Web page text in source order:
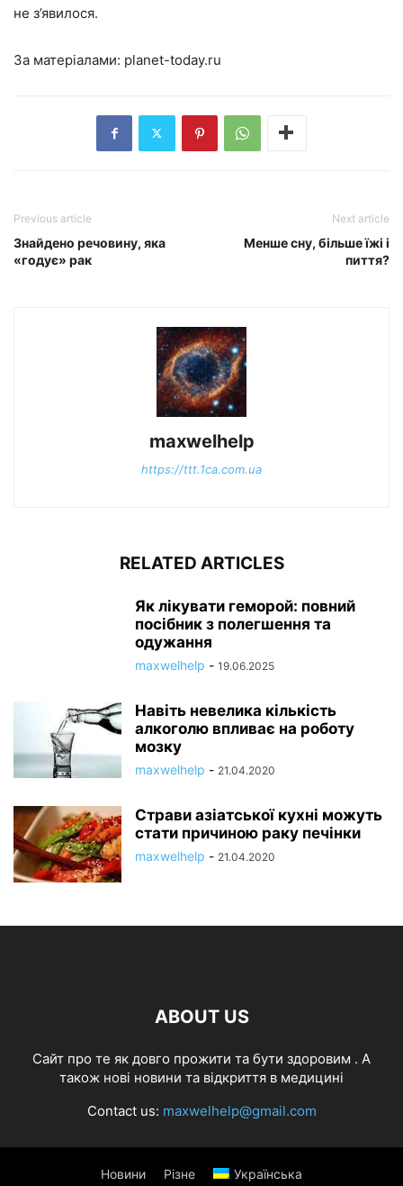
не з’явилося.
За матеріалами: planet-today.ru
Previous article
Знайдено речовину, яка
«годує» рак
Next article
Менше сну, більше їжі і
пиття?
maxwelhelp
https://ttt.1ca.com.ua
RELATED ARTICLES
Як лікувати геморой: повний
посібник з полегшення та
одужання
maxwelhelp - 19.06.2025
Навіть невелика кількість
алкоголю впливає на роботу
мозку
maxwelhelp - 21.04.2020
Страви азіатської кухні можуть
стати причиною раку печінки
maxwelhelp - 21.04.2020
ABOUT US
Cайт про те як довго прожити та бути здоровим . А
також нові новини та відкриття в медицині
Contact us: maxwelhelp@gmail.com
Новини Різне Українська